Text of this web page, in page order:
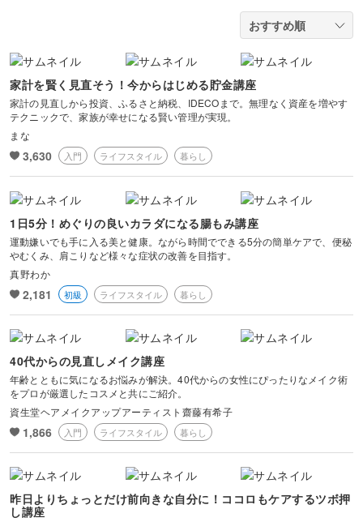
クラフト
ぬいぐるみ
パーソナルカラー
暮らし
ボケ・丸ボケ
構図
光・ライティング
風景・スナップ
物撮り・テーブルフォト
ポートレート
家計を賢く見直そう！今からはじめる貯金講座
家計の見直しから投資、ふるさと納税、IDECOまで。無理なく資産を増やす
テクニックで、家族が幸せになる賢い管理が実現。
まな
3,630 入門 ライフスタイル 暮らし
1日5分！めぐりの良いカラダになる腸もみ講座
運動嫌いでも手に入る美と健康。ながら時間でできる5分の簡単ケアで、便秘
やむくみ、肩こりなど様々な症状の改善を目指す。
真野わか
2,181 初級 ライフスタイル 暮らし
40代からの見直しメイク講座
年齢とともに気になるお悩みが解決。40代からの女性にぴったりなメイク術
をプロが厳選したコスメと共にご紹介。
資生堂ヘアメイクアップアーティスト齋藤有希子
1,866 入門 ライフスタイル 暮らし
昨日よりちょっとだけ前向きな自分に！ココロもケアするツボ押
し講座